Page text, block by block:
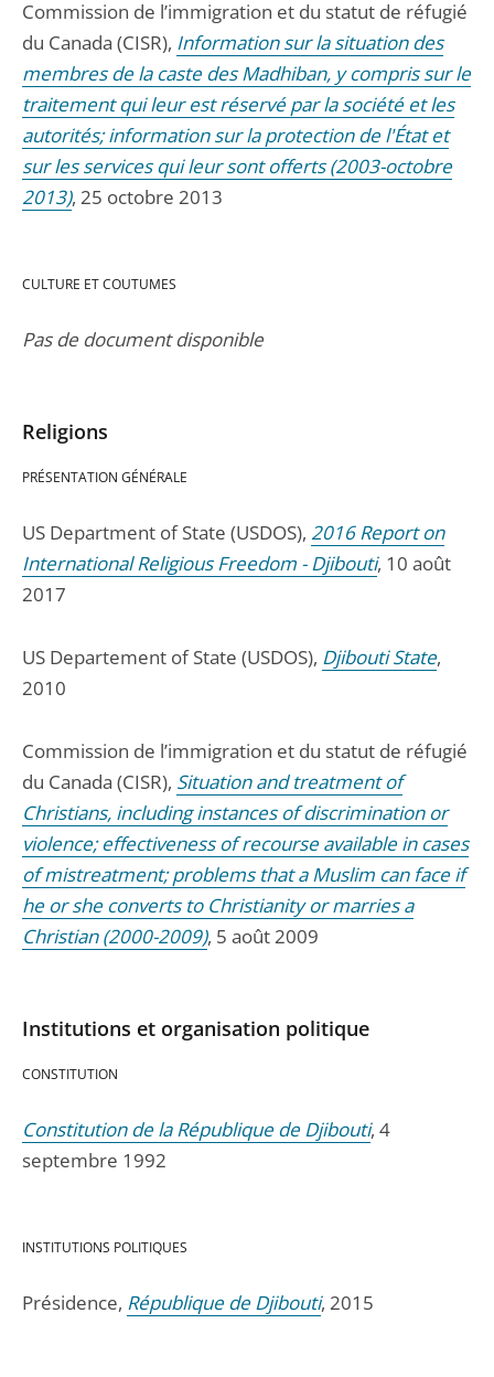
Commission de l’immigration et du statut de réfugié
du Canada (CISR), Information sur la situation des
membres de la caste des Madhiban, y compris sur le
traitement qui leur est réservé par la société et les
autorités; information sur la protection de l'État et
sur les services qui leur sont offerts (2003-octobre
2013), 25 octobre 2013
CULTURE ET COUTUMES
Pas de document disponible
Religions
PRÉSENTATION GÉNÉRALE
US Department of State (USDOS), 2016 Report on
International Religious Freedom - Djibouti, 10 août
2017
US Departement of State (USDOS), Djibouti State,
2010
Commission de l’immigration et du statut de réfugié
du Canada (CISR), Situation and treatment of
Christians, including instances of discrimination or
violence; effectiveness of recourse available in cases
of mistreatment; problems that a Muslim can face if
he or she converts to Christianity or marries a
Christian (2000-2009), 5 août 2009
Institutions et organisation politique
CONSTITUTION
Constitution de la République de Djibouti, 4
septembre 1992
INSTITUTIONS POLITIQUES
Présidence, République de Djibouti, 2015